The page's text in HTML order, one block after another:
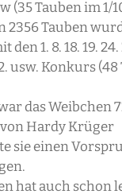
(35 Tauben im 1/
2356 Tauben
1. 8. 18. 19. 24.
usw. Konkurs
das Weibchen
Hardy Krüger
sie einen
hat auch schon